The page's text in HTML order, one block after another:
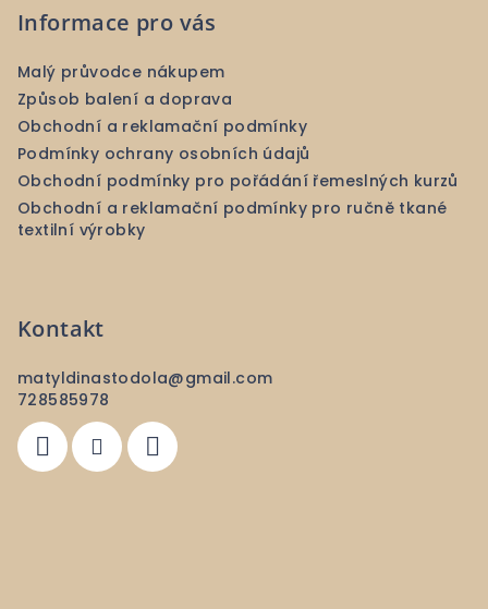
Informace pro vás
Malý průvodce nákupem
Způsob balení a doprava
Obchodní a reklamační podmínky
Podmínky ochrany osobních údajů
Obchodní podmínky pro pořádání řemeslných kurzů
Obchodní a reklamační podmínky pro ručně tkané
textilní výrobky
Kontakt
matyldinastodola@gmail.com
728585978